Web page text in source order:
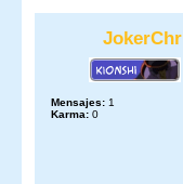
JokerChr
Mensajes: 1
Karma: 0